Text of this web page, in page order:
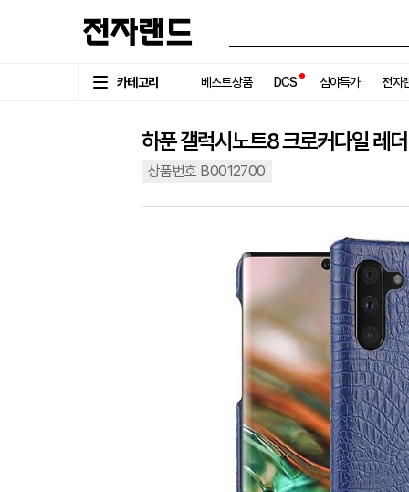
카테고리 베스트상품 DCS 심야특가 전자
하푼 갤럭시노트8 크로커다일 레
상품번호 B0012700